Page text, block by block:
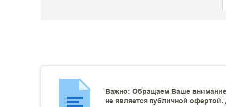
Важно: Обращаем Ваше внимание
не является публичной